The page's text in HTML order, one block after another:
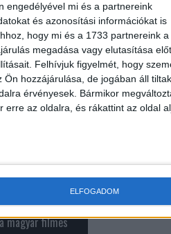
engedélyével mi és a partnereink
és azonosítási információkat is
hogy mi és a 1733 partnereink
megadása vagy elutasítása
Felhívjuk figyelmét, hogy
hozzájárulása, de jogában áll
érvényesek. Bármikor
erre az oldalra, és rákattint az oldal
ELFOGADOM
magyar filmes
A
üzleti